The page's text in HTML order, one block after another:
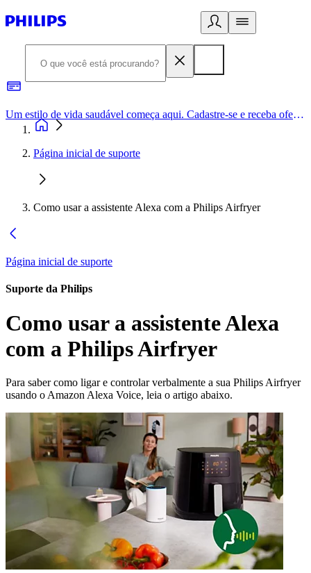
Um estilo de vida saudável começa aqui. Cadastre-se e receba ofertas exclusivas.
Página inicial de suporte
Como usar a assistente Alexa com a Philips Airfryer
Página inicial de suporte
Suporte da Philips
Como usar a assistente Alexa
com a Philips Airfryer
Para saber como ligar e controlar verbalmente a sua Philips Airfryer
usando o Amazon Alexa Voice, leia o artigo abaixo.